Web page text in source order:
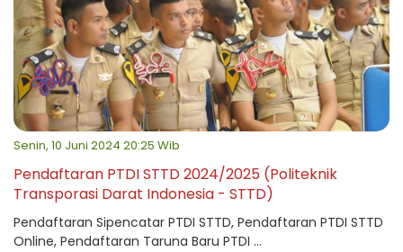
Senin, 10 Juni 2024 20:25 Wib
Pendaftaran PTDI STTD 2024/2025 (Politeknik
Transporasi Darat Indonesia - STTD)
Pendaftaran Sipencatar PTDI STTD, Pendaftaran PTDI STTD
Online, Pendaftaran Taruna Baru PTDI ...